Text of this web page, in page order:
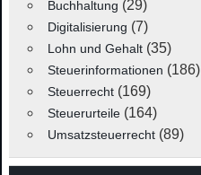
Buchhaltung (29)
Digitalisierung (7)
Lohn und Gehalt(35)
Steuerinformationen (186)
Steuerrecht(169)
Steuerurteile(164)
Umsatzsteuerrecht(89)